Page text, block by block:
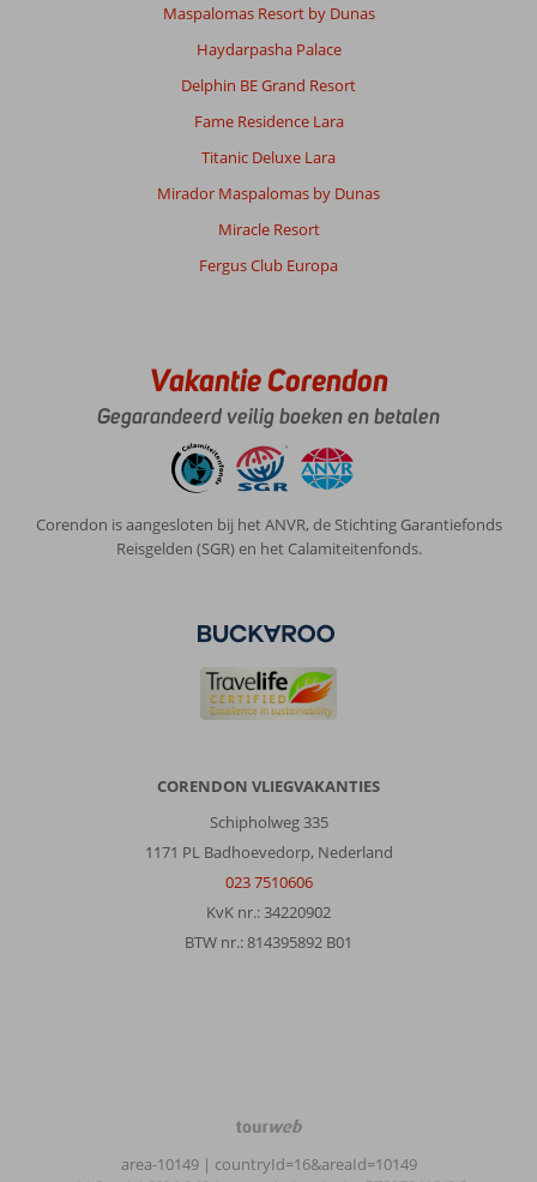
Maspalomas Resort by Dunas
Haydarpasha Palace
Delphin BE Grand Resort
Fame Residence Lara
Titanic Deluxe Lara
Mirador Maspalomas by Dunas
Miracle Resort
Fergus Club Europa
Vakantie Corendon
Gegarandeerd veilig boeken en betalen
Corendon is aangesloten bij het ANVR, de Stichting Garantiefonds
Reisgelden (SGR) en het Calamiteitenfonds.
CORENDON VLIEGVAKANTIES
Schipholweg 335
1171 PL Badhoevedorp, Nederland
023 7510606
KvK nr.: 34220902
BTW nr.: 814395892 B01
TourWeb
©
area-10149 | countryId=16&areaId=10149